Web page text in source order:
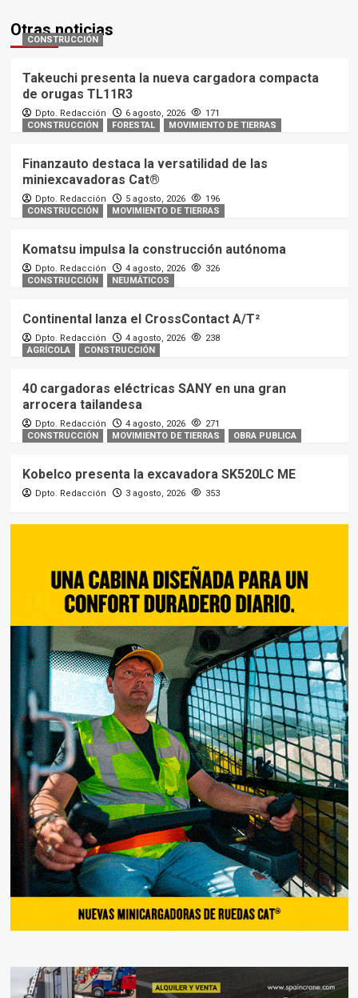
Otras noticias
CONSTRUCCIÓN
Takeuchi presenta la nueva cargadora compacta
de orugas TL11R3
Dpto. Redacción 6 agosto, 2026
171
CONSTRUCCIÓN
FORESTAL MOVIMIENTO DE TIERRAS
Finanzauto destaca la versatilidad de las
miniexcavadoras Cat®
Dpto. Redacción 5 agosto, 2026
196
CONSTRUCCIÓN
MOVIMIENTO DE TIERRAS
Komatsu impulsa la construcción autónoma
Dpto. Redacción 4 agosto, 2026
326
CONSTRUCCIÓN
NEUMÁTICOS
Continental lanza el CrossContact A/T²
Dpto. Redacción 4 agosto, 2026
238
AGRÍCOLA
CONSTRUCCIÓN
40 cargadoras eléctricas SANY en una gran
arrocera tailandesa
Dpto. Redacción 4 agosto, 2026
271
CONSTRUCCIÓN
MOVIMIENTO DE TIERRAS OBRA PUBLICA
Kobelco presenta la excavadora SK520LC ME
Dpto. Redacción 3 agosto, 2026 353